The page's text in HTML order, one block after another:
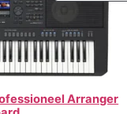
Arranger